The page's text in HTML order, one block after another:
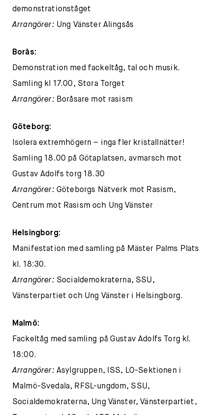
demonstrationståget
Arrangörer: Ung Vänster Alingsås
Borås:
Demonstration med fackeltåg, tal och musik.
Samling kl 17.00, Stora Torget
Arrangörer: Boråsare mot rasism
Göteborg:
Isolera extremhögern – inga fler kristallnätter!
Samling 18.00 på Götaplatsen, avmarsch mot
Gustav Adolfs torg 18.30
Arrangörer: Göteborgs Nätverk mot Rasism,
Centrum mot Rasism och Ung Vänster
Helsingborg:
Manifestation med samling på Mäster Palms Plats
kl. 18:30.
Arrangörer: Socialdemokraterna, SSU,
Vänsterpartiet och Ung Vänster i Helsingborg.
Malmö:
Fackeltåg med samling på Gustav Adolfs Torg kl.
18:00.
Arrangörer: Asylgruppen, ISS, LO-Sektionen i
Malmö-Svedala, RFSL-ungdom, SSU,
Socialdemokraterna, Ung Vänster, Vänsterpartiet,